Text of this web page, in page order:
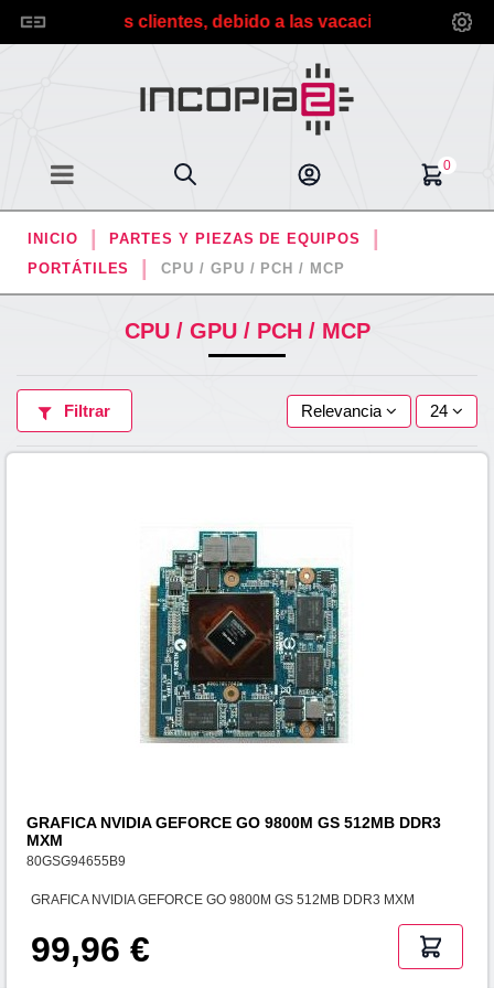
clientes, debido a las vacaciones de verano
0
INICIO
PARTES Y PIEZAS DE EQUIPOS
PORTÁTILES
CPU / GPU / PCH / MCP
CPU / GPU / PCH / MCP
Filtrar Relevancia 24
GRAFICA NVIDIA GEFORCE GO 9800M GS 512MB DDR3
MXM
80GSG94655B9
GRAFICA NVIDIA GEFORCE GO 9800M GS 512MB DDR3 MXM
99,96 €